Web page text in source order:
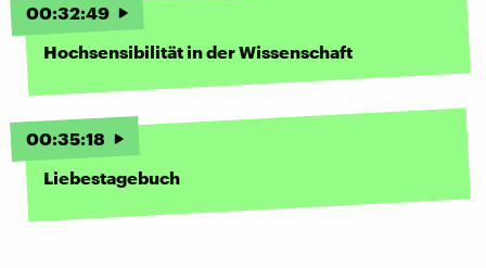
00:32:49
Hochsensibilität in der Wissenschaft
00:35:18
Liebestagebuch